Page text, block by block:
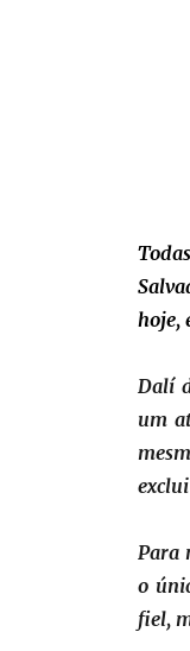
hoje,
Dalí
um
Para
o
fiel,